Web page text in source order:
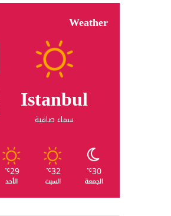
Weather
Istanbul
سماء صافية
30
℃
الجمعة
32
℃
السبت
29
℃
الأحد